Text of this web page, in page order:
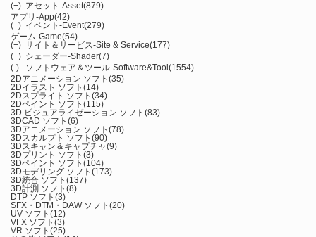
(+) アセット-Asset(879)
アプリ-App(42)
(+) イベント-Event(279)
ゲーム-Game(54)
(+) サイト＆サービス-Site & Service(177)
(+) シェーダー-Shader(7)
(-)
ソフトウェア＆ツール-Software&Tool (1554)
2Dアニメーション ソフト (35)
2Dイラスト ソフト (14)
2Dスプライト ソフト (34)
2Dペイント ソフト (115)
3D ビジュアライゼーション ソフト (83)
3DCAD ソフト (6)
3Dアニメーション ソフト (78)
3Dスカルプト ソフト (90)
3Dスキャン＆キャプチャ(9)
3Dプリント ソフト (3)
3Dペイント ソフト (104)
3Dモデリング ソフト (173)
3D統合 ソフト (137)
3D計測 ソフト (8)
DTP ソフト (3)
SFX・DTM・DAW ソフト (20)
UV ソフト (12)
VFX ソフト (3)
VR ソフト (25)